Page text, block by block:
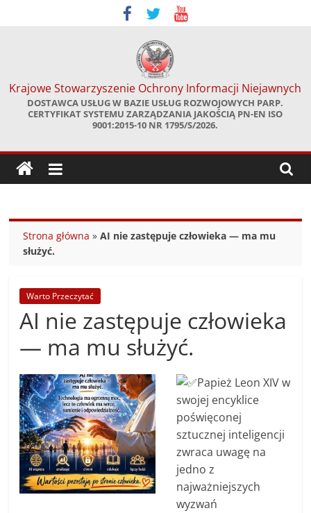
to
Krajowe Stowarzyszenie Ochrony Informacji Niejawnych
DOSTAWCA USŁUG W BAZIE USŁUG ROZWOJOWYCH PARP.
CERTYFIKAT SYSTEMU ZARZĄDZANIA JAKOŚCIĄ PN-EN ISO
9001:2015-10 NR 1795/S/2026.
Strona główna »AI nie zastępuje człowieka — ma mu
służyć.
Warto Przeczytać
AI nie zastępuje człowieka
— ma mu służyć.
Papież Leon XIV w
swojej encyklice
poświęconej
sztucznej inteligencji
zwraca uwagę na
jedno z
najważniejszych
wyzwań